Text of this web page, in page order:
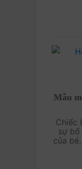
Mẫu
Chiếc
sự
của